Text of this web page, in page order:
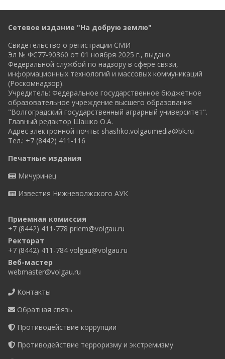
Сетевое издание "На добрую землю"
Свидетельство о регистрации СМИ
Эл № ФС77-90360 от 01 ноября 2025 г., выдано
Федеральной службой по надзору в сфере связи,
информационных технологий и массовых коммуникаций
(Роскомнадзор).
Учредитель: Федеральное государственное бюджетное
образовательное учреждение высшего образования
"Волгоградский государственный аграрный университет".
Главный редактор Шашко О.А.
Адрес электронной почты: shashko.volgaumedia@bk.ru
Тел.: +7 (8442) 411-116
Печатные издания
Мичуринец
Известия Нижневолжского АУК
Приемная комиссия
+7 (8442) 411-778 priem@volgau.ru
Ректорат
+7 (8442) 411-784 volgau@volgau.ru
Веб-мастер
webmaster@volgau.ru
Контакты
Обратная связь
Противодействие коррупции
Противодействие терроризму и экстремизму